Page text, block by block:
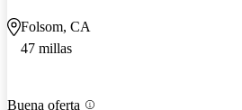
Folsom, CA
47 millas
Buena oferta